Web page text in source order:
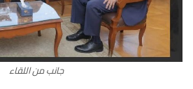
جانب من اللقاء